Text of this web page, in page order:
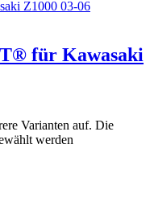
für Kawasaki
Varianten auf. Die
werden